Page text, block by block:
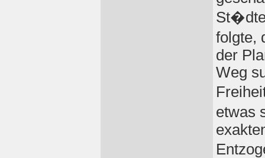
folgte,
der
Weg
etwas